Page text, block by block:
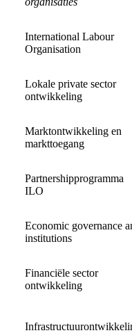
International Labour
Organisation
Lokale private sector
ontwikkeling
Marktontwikkeling en
markttoegang
Partnershipprogramma
ILO
Economic governance
institutions
Financiële sector
ontwikkeling